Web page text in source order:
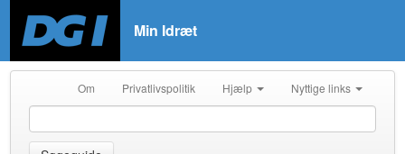
Min Idræt
Om Privatlivspolitik Hjælp Nyttige links